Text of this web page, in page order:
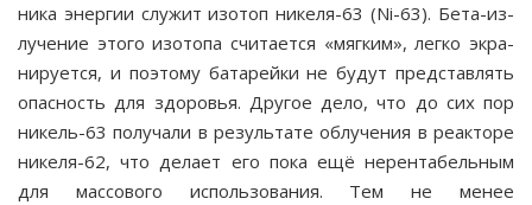
ника энергии служит изотоп никеля-63 (Ni-63). Бета-из­
лучение этого изотопа считается «мягким», легко экра­
нируется, и поэтому батарейки не будут представлять
опасность для здоровья. Другое дело, что до сих пор
никель-63 получали в результате облучения в реакторе
никеля-62, что делает его пока ещё нерентабельным
для массового использования. Тем не менее